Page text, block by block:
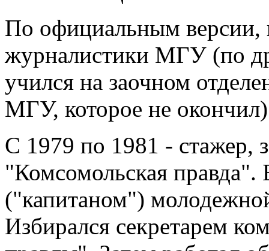
По официальным версии,
журналистики МГУ (по
учился на заочном
МГУ, которое не
С 1979 по 1981 - стажер,
"Комсомольская правда".
("капитаном")
Избирался секретарем